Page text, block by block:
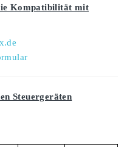
Kompatibilität mit
Steuergeräten